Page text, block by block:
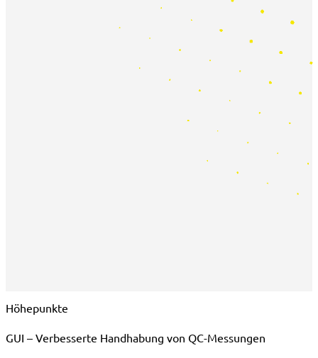
Höhepunkte
GUI – Verbesserte Handhabung von QC-Messungen